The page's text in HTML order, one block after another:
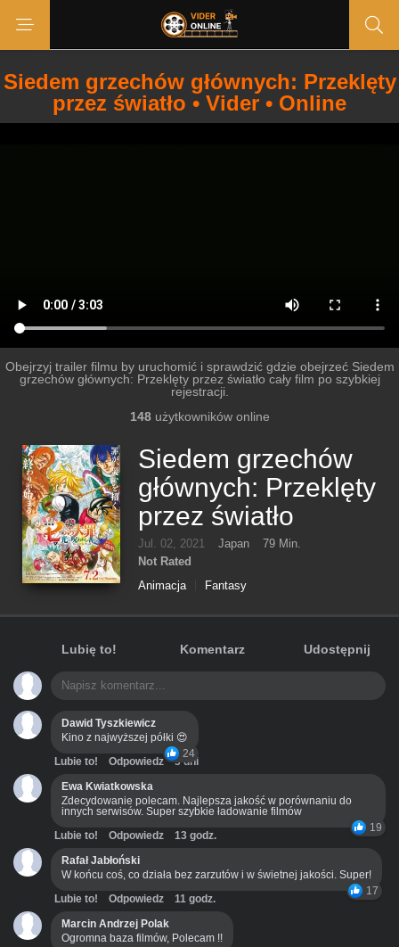
Siedem grzechów głównych: Przeklęty
przez światło • Vider • Online
Obejrzyj trailer filmu by uruchomić i sprawdzić gdzie obejrzeć Siedem
grzechów głównych: Przeklęty przez światło cały film po szybkiej
rejestracji.
148użytkowników online
Siedem grzechów
głównych: Przeklęty
przez światło
Jul. 02, 2021 Japan
79 Min.
Not Rated
Animacja
Fantasy
Lubię to! Komentarz Udostępnij
Dawid Tyszkiewicz
Kino z najwyższej półki 😍
24
Lubie to! Odpowiedz
3 dni
Ewa Kwiatkowska
Zdecydowanie polecam. Najlepsza jakość w porównaniu do
innych serwisów. Super szybkie ładowanie filmów
19
Lubie to! Odpowiedz
13 godz.
Rafał Jabłoński
W końcu coś, co działa bez zarzutów i w świetnej jakości. Super!
17
Lubie to! Odpowiedz
11 godz.
Marcin Andrzej Polak
Ogromna baza filmów, Polecam !!